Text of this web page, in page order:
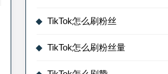
TikTok怎么刷粉丝
TikTok怎么刷粉丝量